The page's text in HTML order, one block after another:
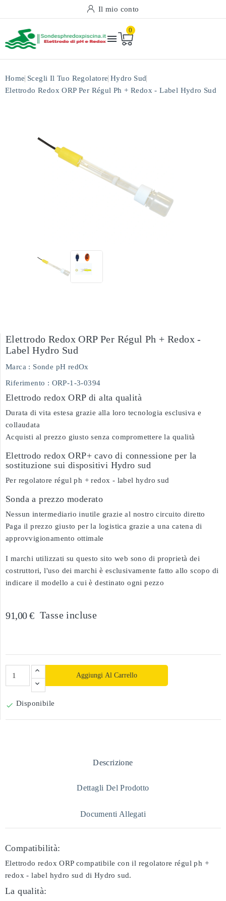
Il mio conto

0
Home Scegli Il Tuo Regolatore Hydro Sud
Elettrodo Redox ORP Per Régul Ph + Redox - Label Hydro Sud
Elettrodo Redox ORP Per Régul Ph + Redox -
Label Hydro Sud
Marca : Sonde pH redOx
Riferimento : ORP-1-3-0394
Elettrodo redox ORP di alta qualità
Durata di vita estesa grazie alla loro tecnologia esclusiva e
collaudata
Acquisti al prezzo giusto senza compromettere la qualità
Elettrodo redox ORP+ cavo di connessione per la
sostituzione sui dispositivi Hydro sud
Per regolatore régul ph + redox - label hydro sud
Sonda a prezzo moderato
Nessun intermediario inutile grazie al nostro circuito diretto
Paga il prezzo giusto per la logistica grazie a una catena di
approvvigionamento ottimale
I marchi utilizzati su questo sito web sono di proprietà dei
costruttori, l'uso dei marchi è esclusivamente fatto allo scopo di
indicare il modello a cui è destinato ogni pezzo
91,00 € Tasse incluse
Aggiungi Al Carrello
 Disponibile
Descrizione
Dettagli Del Prodotto
Documenti Allegati
Compatibilità:
Elettrodo redox ORP compatibile con il regolatore régul ph +
redox - label hydro sud di Hydro sud.
La qualità: